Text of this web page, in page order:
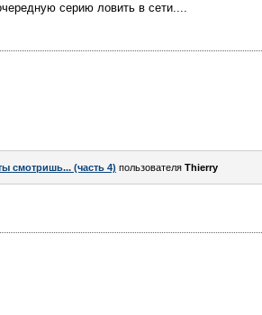
серию ловить в сети....
смотришь... (часть 4) пользователя Thierry